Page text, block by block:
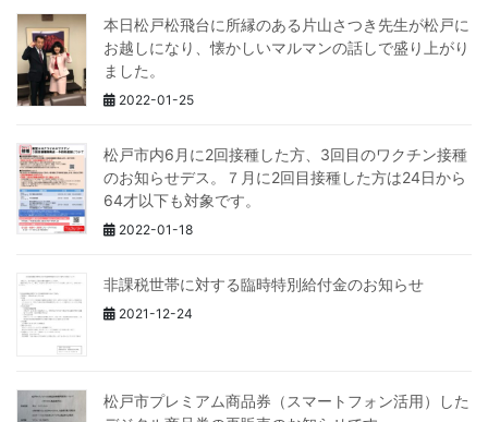
本日松戸松飛台に所縁のある片山さつき先生が松戸に
お越しになり、懐かしいマルマンの話しで盛り上がり
ました。
2022-01-25
松戸市内6月に2回接種した方、3回目のワクチン接種
のお知らせデス。７月に2回目接種した方は24日から
64才以下も対象です。
2022-01-18
非課税世帯に対する臨時特別給付金のお知らせ
2021-12-24
松戸市プレミアム商品券（スマートフォン活用）した